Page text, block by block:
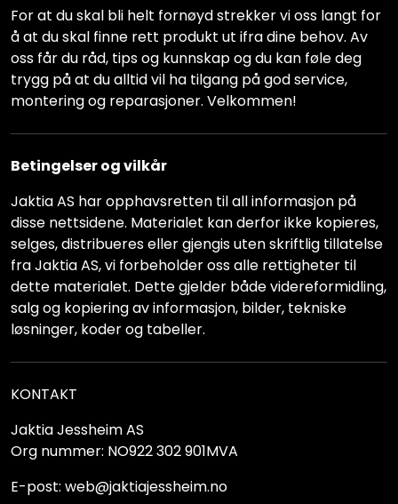
For at du skal bli helt fornøyd strekker vi oss langt for
å at du skal finne rett produkt ut ifra dine behov. Av
oss får du råd, tips og kunnskap og du kan føle deg
trygg på at du alltid vil ha tilgang på god service,
montering og reparasjoner. Velkommen!
Betingelser og vilkår
Jaktia AS har opphavsretten til all informasjon på
disse nettsidene. Materialet kan derfor ikke kopieres,
selges, distribueres eller gjengis uten skriftlig tillatelse
fra Jaktia AS, vi forbeholder oss alle rettigheter til
dette materialet. Dette gjelder både videreformidling,
salg og kopiering av informasjon, bilder, tekniske
løsninger, koder og tabeller.
KONTAKT
Jaktia Jessheim AS
Org nummer: NO922 302 901MVA
E-post: web@jaktiajessheim.no